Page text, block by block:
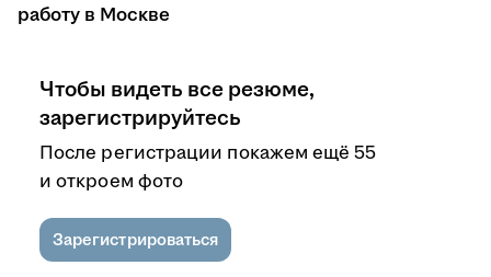
работу в Москве
Чтобы видеть все резюме,
зарегистрируйтесь
После регистрации покажем ещё 55
и откроем фото
Зарегистрироваться